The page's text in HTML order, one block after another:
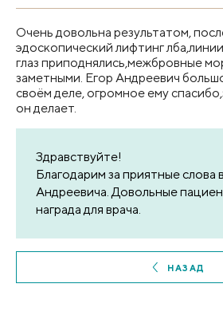
Очень довольна результатом,
эдоскопический лифтинг
глаз приподнялись,межбровные
заметными. Егор Андреевич
своём деле, огромное ему
он делает.
Здравствуйте!
Благодарим за приятные слова
Андреевича. Довольные
награда для врача.
НАЗАД